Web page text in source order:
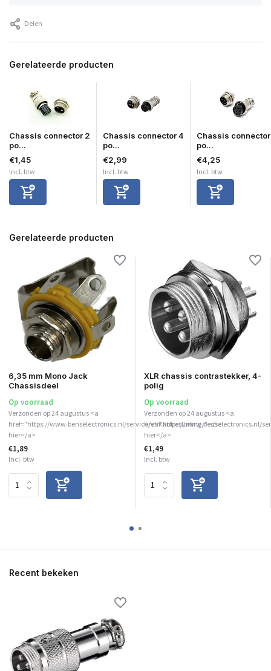
Delen
Gerelateerde producten
Chassis connector 2
po...
€1,45
Incl. btw
Chassis connector 4
po...
€2,99
Incl. btw
Chassis
po...
€4,25
Incl. btw
Gerelateerde producten
6,35 mm Mono Jack
Chassisdeel
Op voorraad
Verzonden op 24 augustus <a
href="https://www.benselectronics.nl/service/vakantiesluiting/">Zie
hier</a>
€1,89
Incl. btw
XLR chassis contrastekker, 4-
polig
Op voorraad
Verzonden op 24 augustus <a
href="https://www.benselectronics.nl/
hier</a>
€1,49
Incl. btw
Recent bekeken